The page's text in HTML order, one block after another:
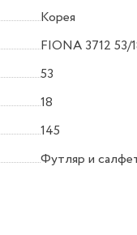
Корея
FIONA 3712 53/
53
18
145
Футляр и